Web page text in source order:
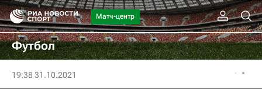
Матч-центр
Футбол
19:38 31.10.2021